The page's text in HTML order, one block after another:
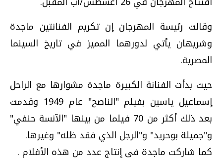
وقالت رئيسة المهرجان إن تكريم الفنانتين ماجدة
وشريهان يأتي لدورهما المميز في تاريخ السينما
المصرية.
حيث بدأت الفنانة الكبيرة ماجدة مشوارها مع الراحل
إسماعيل ياسين بفيلم "الناصح" عام 1949 وقدمت
بعد ذلك أكثر من 70 فيلما من بينها "الآنسة حنفي"
و"جميلة بوحريد" و"الرجل الذي فقد ظله" وغيرها.
كما شاركت ماجدة فى إنتاج عدد من هذه الأفلام .